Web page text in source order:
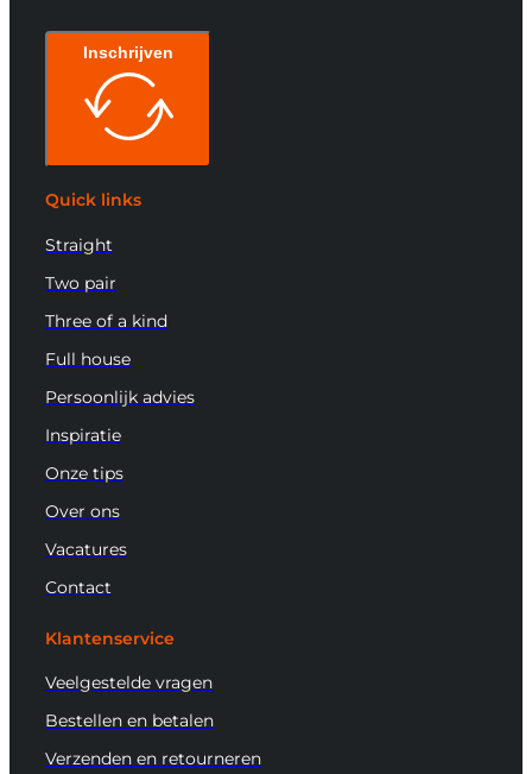
Inschrijven
Quick links
Straight
Two pair
Three of a kind
Full house
Persoonlijk advies
Inspiratie
Onze tips
Over ons
Vacatures
Contact
Klantenservice
Veelgestelde vragen
Bestellen en betalen
Verzenden en retourneren